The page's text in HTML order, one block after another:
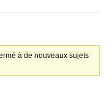
à de nouveaux sujets